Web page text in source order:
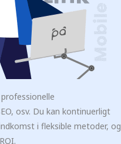
osv. Du kan kontinuerligt
i fleksible metoder, og